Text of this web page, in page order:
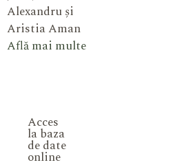
Alexandru și
Aristia Aman
Află mai multe
Acces
la baza
de date
online